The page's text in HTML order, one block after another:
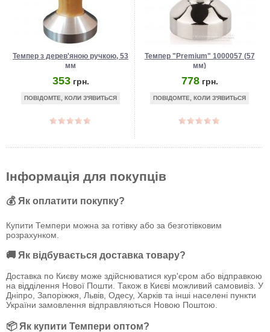
Темпер з дерев'яною ручкою, 53
мм
353 грн.
ПОВІДОМТЕ, КОЛИ З'ЯВИТЬСЯ
Темпер "Premium" 1000057 (57
мм)
778 грн.
ПОВІДОМТЕ, КОЛИ З'ЯВИТЬСЯ
Інформація для покупців
💰 Як оплатити покупку?
Купити Темпери можна за готівку або за безготівковим
розрахунком.
🚚 Як відбувається доставка товару?
Доставка по Києву може здійснюватися кур'єром або відправкою
на відділення Нової Пошти. Також в Києві можливий самовивіз. У
Дніпро, Запоріжжя, Львів, Одесу, Харків та інші населені пункти
України замовлення відправляються Новою Поштою.
📦 Як купити Темпери оптом?